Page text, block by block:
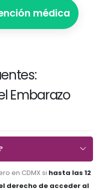
médica
Embarazo
en CDMX si hasta las 12
derecho de acceder al